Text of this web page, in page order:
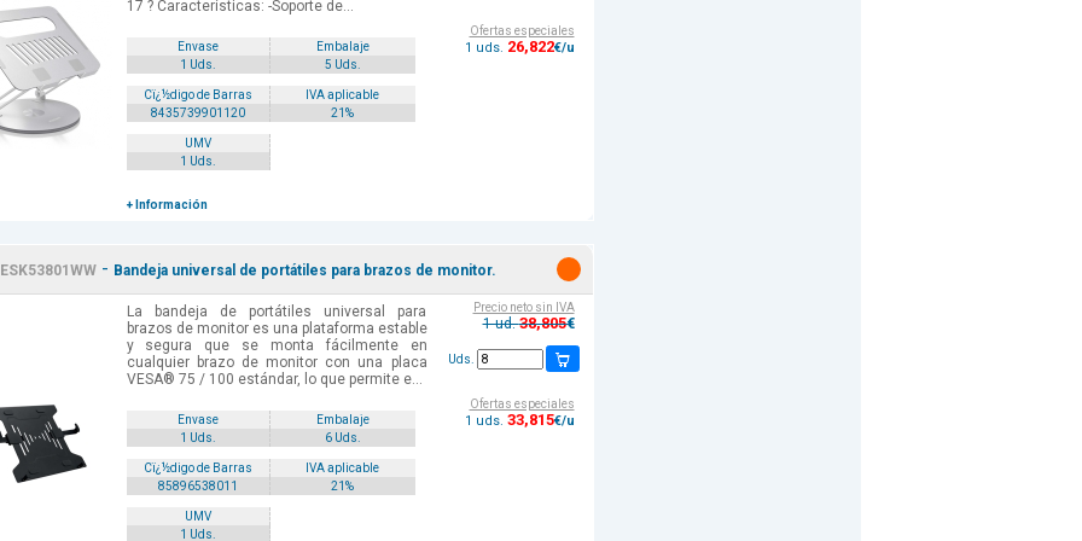
17 ? Características: -Soporte de...
Envase
Embalaje
1 Uds.
5 Uds.
Cï¿½digo de Barras
IVA aplicable
8435739901120
21%
UMV
1 Uds.
+ Información
Ofertas especiales
1 uds. 26,822€/u
ESK53801WW- Bandeja universal de portátiles para brazos de monitor.
La bandeja de portátiles universal para
brazos de monitor es una plataforma estable
y segura que se monta fácilmente en
cualquier brazo de monitor con una placa
VESA® 75 / 100 estándar, lo que permite e...
Envase
Embalaje
1 Uds.
6 Uds.
Cï¿½digo de Barras
IVA aplicable
85896538011
21%
UMV
1 Uds.
Precio neto sin IVA
1 ud.38,805€
Uds.
Ofertas especiales
1 uds. 33,815€/u